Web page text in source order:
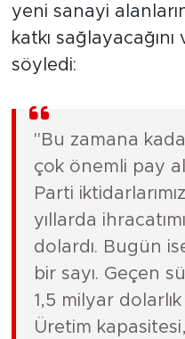
yeni sanayi
katkı
söyledi:
"Bu zamana
çok önemli pay
Parti
yıllarda
dolardı. Bugün
bir sayı. Geçen
1,5 milyar
Üretim